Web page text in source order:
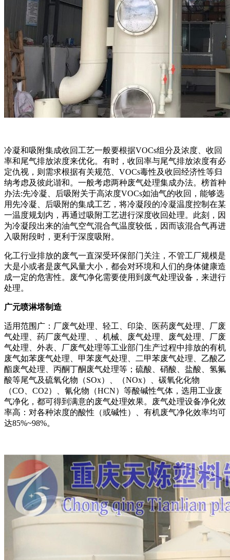
冷凝和吸附集成收回工艺一般要根据VOCs组分及浓度、收回
率和尾气排放浓度来优化。有时，收回率与尾气排放浓度有必
定仇视，则需求根据有关规范、VOCs毒性及收回经济性等归
纳考虑及彼此谐和。一般考虑两种废气处理集成办法。榜首种
办法:先冷凝、后吸附关于高浓度VOCs如油气的收回，能够选
用先冷凝、后吸附的集成工艺，将冷凝段的冷凝温度控制在某
一温度规划内，再通过吸附工艺进行深度收回处理。此刻，因
为冷凝段出来的油气空气混合气温度较低，因而该混合气再进
入吸附段时，更利于深度吸附。
化工行业排放的废气一直深受环保部门关注，不管工厂规模是
大是小或者是废气风量大小，都会对环境和人们的身体健康造
成一定的危害性。废气净化需要使用到废气处理设备，来进行
处理。
广元喷淋塔制造
适用范围广：厂废气处理、轻工、印染、医药废气处理、厂废
气处理、药厂废气处理、、机械、废气处理、废气处理、厂废
气处理、外表、厂废气处理等工业部门生产过程中排放的有机
废气如苯废气处理、甲苯废气处理、二甲苯废气处理、乙酸乙
酯废气处理、丙酮丁酮废气处理等；硫酸、硝酸、盐酸、氢氟
酸等尾气及硫氧化物（SOx）、（NOx）、碳氧化化物
（CO、CO2）、氰化物（HCN）等酸碱性气体，选用工业废
气净化，都可得到满意的废气处理效果。废气处理设备净化效
率高：对各种浓度的酸性（或碱性）、有机废气净化效率均可
达85%~98%。